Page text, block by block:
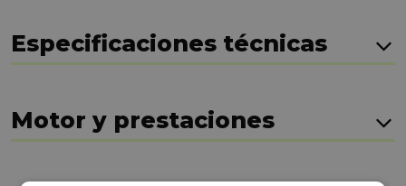
Especificaciones técnicas
Motor y prestaciones